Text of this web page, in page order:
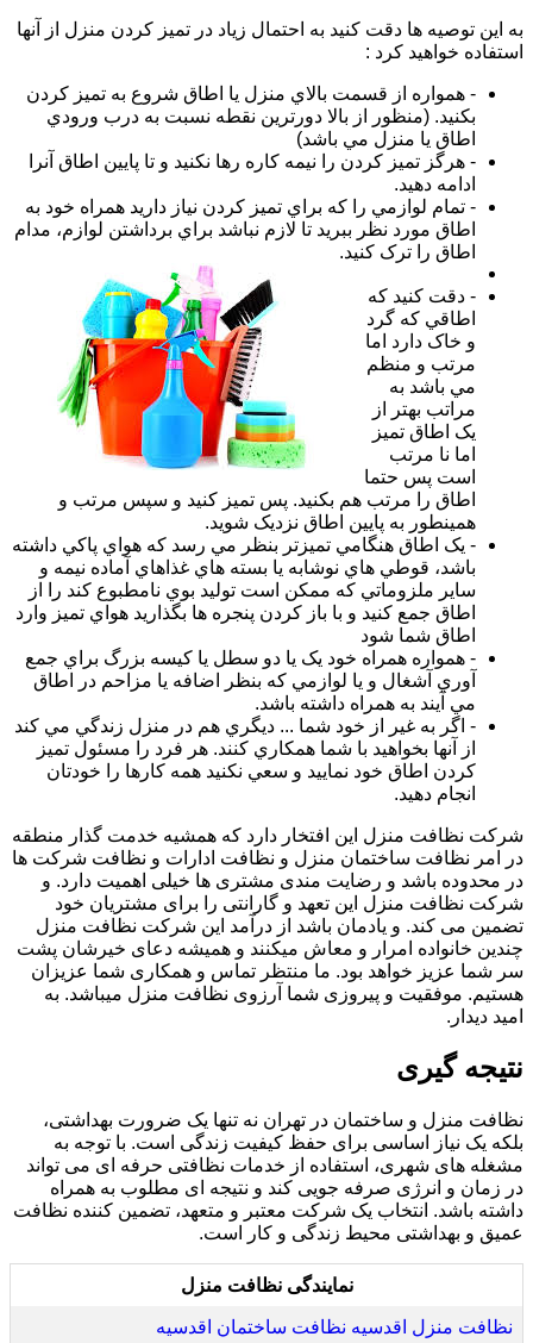
به اين توصيه ها دقت کنيد به احتمال زياد در تميز کردن منزل از آنها
استفاده خواهيد کرد :
- همواره از قسمت بالاي منزل يا اطاق شروع به تميز کردن
بکنيد. (منظور از بالا دورترين نقطه نسبت به درب ورودي
اطاق يا منزل مي باشد)
- هرگز تميز کردن را نيمه کاره رها نکنيد و تا پايين اطاق آنرا
ادامه دهيد.
- تمام لوازمي را که براي تميز کردن نياز داريد همراه خود به
اطاق مورد نظر ببريد تا لازم نباشد براي برداشتن لوازم، مدام
اطاق را ترک کنيد.
- دقت کنيد که
اطاقي که گرد
و خاک دارد اما
مرتب و منظم
مي باشد به
مراتب بهتر از
يک اطاق تميز
اما نا مرتب
است پس حتما
اطاق را مرتب هم بکنيد. پس تميز کنيد و سپس مرتب و
همينطور به پايين اطاق نزديک شويد.
- يک اطاق هنگامي تميزتر بنظر مي رسد که هواي پاکي داشته
باشد، قوطي هاي نوشابه يا بسته هاي غذاهاي آماده نيمه و
ساير ملزوماتي که ممکن است توليد بوي نامطبوع کند را از
اطاق جمع کنيد و با باز کردن پنجره ها بگذاريد هواي تميز وارد
اطاق شما شود
- همواره همراه خود يک يا دو سطل يا کيسه بزرگ براي جمع
آوري آشغال و يا لوازمي که بنظر اضافه يا مزاحم در اطاق
مي آيند به همراه داشته باشد.
- اگر به غير از خود شما ... ديگري هم در منزل زندگي مي کند
از آنها بخواهيد با شما همکاري کنند. هر فرد را مسئول تميز
کردن اطاق خود نماييد و سعي نکنيد همه کارها را خودتان
انجام دهيد.
شرکت نظافت منزل این افتخار دارد که همشیه خدمت گذار منطقه
در امر نظافت ساختمان منزل و نظافت ادارات و نظافت شرکت ها
در محدوده باشد و رضایت مندی مشتری ها خیلی اهمیت دارد. و
شرکت نظافت منزل این تعهد و گارانتی را برای مشتریان خود
تضمین می کند. و یادمان باشد از درآمد این شرکت نظافت منزل
چندین خانواده امرار و معاش میکنند و همیشه دعای خیرشان پشت
سر شما عزیز خواهد بود. ما منتظر تماس و همکاری شما عزیزان
هستیم. موفقیت و پیروزی شما آرزوی نظافت منزل میباشد. به
امید دیدار.
نتیجه گیری
نظافت منزل و ساختمان در تهران نه تنها یک ضرورت بهداشتی،
بلکه یک نیاز اساسی برای حفظ کیفیت زندگی است. با توجه به
مشغله های شهری، استفاده از خدمات نظافتی حرفه ای می تواند
در زمان و انرژی صرفه جویی کند و نتیجه ای مطلوب به همراه
داشته باشد. انتخاب یک شرکت معتبر و متعهد، تضمین کننده نظافت
عمیق و بهداشتی محیط زندگی و کار است.
نمایندگی نظافت منزل
نظافت منزل اقدسیه نظافت ساختمان اقدسیه